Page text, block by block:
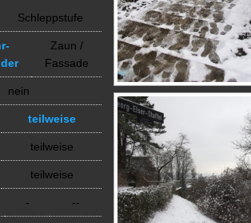
Schleppstufe
Zaun /
Fassade
nein
teilweise
teilweise
teilweise
- --